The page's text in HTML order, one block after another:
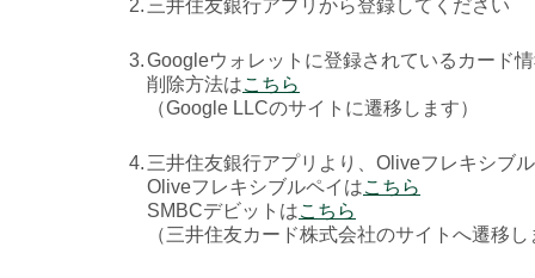
2. 三井住友銀行アプリから登録してください
3.Googleウォレットに登録されているカード
削除方法はこちら
（Google LLCのサイトに遷移します）
4. 三井住友銀行アプリより、Oliveフレキシブ
Oliveフレキシブルペイはこちら
SMBCデビットはこちら
（三井住友カード株式会社のサイトへ遷移し